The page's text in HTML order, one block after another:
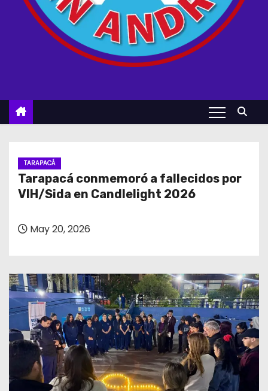
TARAPACÁ
Tarapacá conmemoró a fallecidos por
VIH/Sida en Candlelight 2026
May 20, 2026